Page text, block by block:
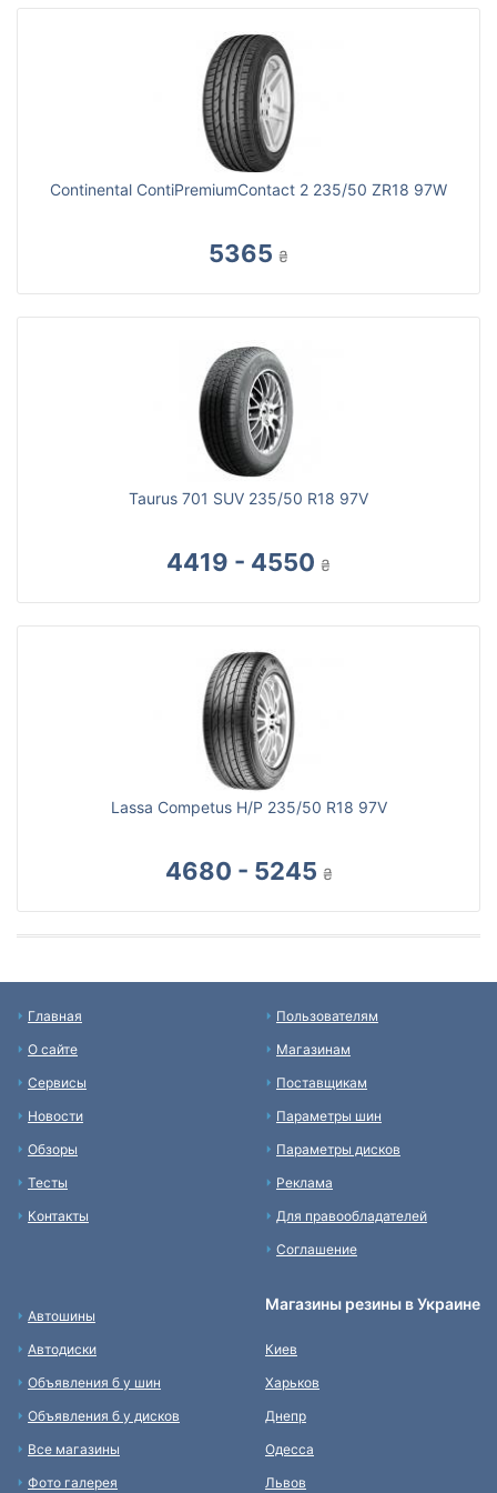
Continental ContiPremiumContact 2 235/50 ZR18 97W
5365 ₴
Taurus 701 SUV 235/50 R18 97V
4419 - 4550 ₴
Lassa Competus H/P 235/50 R18 97V
4680 - 5245 ₴
Главная
О сайте
Сервисы
Новости
Обзоры
Тесты
Контакты
Пользователям
Магазинам
Поставщикам
Параметры шин
Параметры дисков
Реклама
Для правообладателей
Соглашение
Автошины
Автодиски
Объявления б у шин
Объявления б у дисков
Все магазины
Фото галерея
Магазины резины в Украине
Киев
Харьков
Днепр
Одесса
Львов